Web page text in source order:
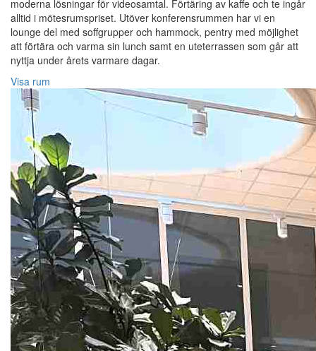
moderna lösningar för videosamtal. Förtäring av kaffe och te ingår
alltid i mötesrumspriset. Utöver konferensrummen har vi en
lounge del med soffgrupper och hammock, pentry med möjlighet
att förtära och varma sin lunch samt en uteterrassen som går att
nyttja under årets varmare dagar.
Visa rum